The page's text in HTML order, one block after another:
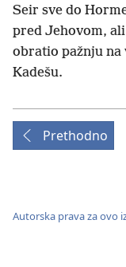
Seir sve do
pred Jehovom,
obratio pažnju na
Kadešu.
Prethodno
Autorska prava za ovo